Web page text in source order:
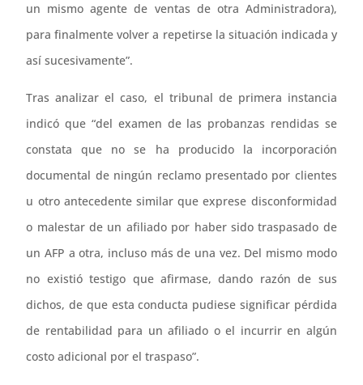
un mismo agente de ventas de otra Administradora),
para finalmente volver a repetirse la situación indicada y
así sucesivamente”.
Tras analizar el caso, el tribunal de primera instancia
indicó que “del examen de las probanzas rendidas se
constata que no se ha producido la incorporación
documental de ningún reclamo presentado por clientes
u otro antecedente similar que exprese disconformidad
o malestar de un afiliado por haber sido traspasado de
un AFP a otra, incluso más de una vez. Del mismo modo
no existió testigo que afirmase, dando razón de sus
dichos, de que esta conducta pudiese significar pérdida
de rentabilidad para un afiliado o el incurrir en algún
costo adicional por el traspaso”.